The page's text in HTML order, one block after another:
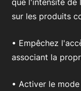
sur les produits
• Empêchez
associant la
• Activer le